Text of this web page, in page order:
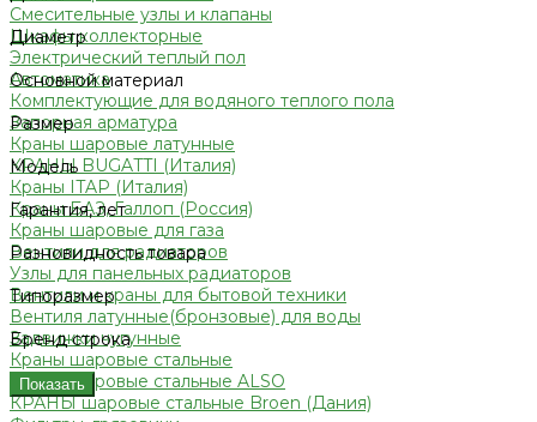
Смесительные узлы и клапаны
Шкафы коллекторные
Электрический теплый пол
Автоматика
Комплектующие для водяного теплого пола
Запорная арматура
Краны шаровые латунные
КРАНЫ BUGATTI (Италия)
Краны ITAP (Италия)
Краны БАЗ, Галлоп (Россия)
Краны шаровые для газа
Вентили для радиаторов
Узлы для панельных радиаторов
Вентили и краны для бытовой техники
Вентиля латунные(бронзовые) для воды
Задвижки чугунные
Краны шаровые стальные
Краны шаровые стальные ALSO
КРАНЫ шаровые стальные Broen (Дания)
Диаметр
Основной материал
Размер
Модель
Гарантия, лет
Разновидность товара
Типоразмер
Бренд строка
Показать